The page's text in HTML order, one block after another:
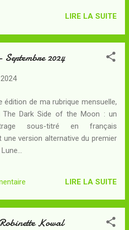
à fait adapté aux circonstances
vœux pour 2025 !
LIRE LA SUITE
2024
édition de ma rubrique mensuelle,
The Dark Side of the Moon : un
sous-titré en français
une version alternative du premier
LIRE LA SUITE
Kowal